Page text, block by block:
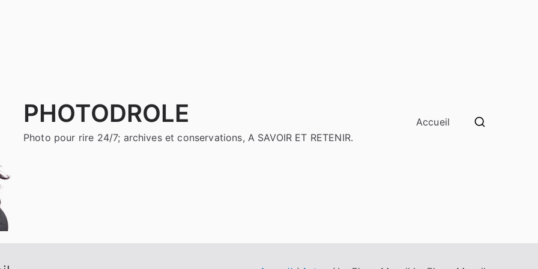
PHOTODROLE
Photo pour rire 24/7; archives et conservations, A SAVOIR ET RETENIR.
Accueil